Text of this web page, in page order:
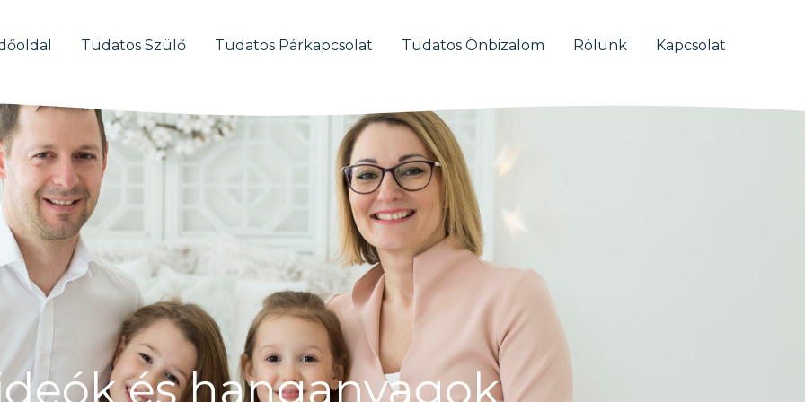
Tudatos Szülő Tudatos Párkapcsolat Tudatos Önbizalom Rólunk Kapcsolat
és hanganyagok​